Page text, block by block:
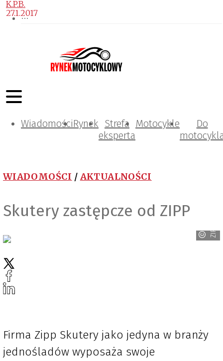
WiadomościRynek Strefa
eksperta
Motocykle
Do
WIADOMOŚCI / AKTUALNOŚCI
Skutery zastępcze od ZIPP
ZIPP
K.P.B.
27.1.2017
Firma Zipp Skutery jako jedyna w branży
jednośladów wyposaża swoje